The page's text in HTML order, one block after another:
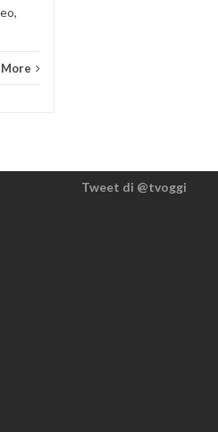
More
Tweet di @tvoggi